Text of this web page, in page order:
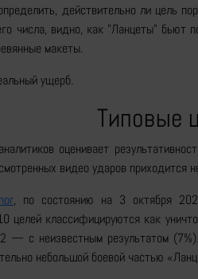
действительно ли цель
числа, видно, как "Ланцеты" бьют
макеты.
ущерб.
Типовые
оценивает
видео ударов приходится
, по состоянию на 3 октября
целей классифицируются как
с неизвестным результатом
небольшой боевой частью